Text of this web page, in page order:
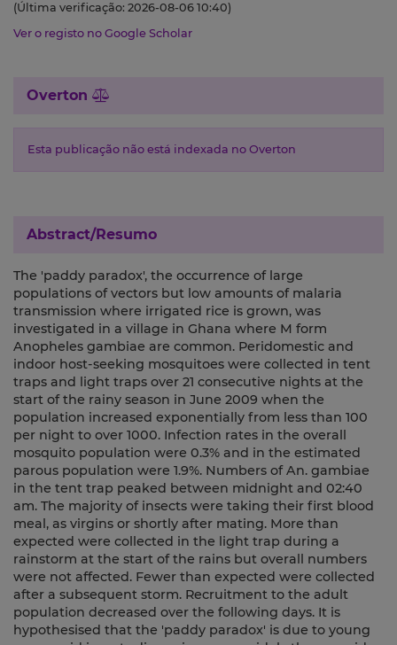
(Última verificação: 2026-08-06 10:40)
Ver o registo no Google Scholar
Overton
Esta publicação não está indexada no Overton
Abstract/Resumo
The 'paddy paradox', the occurrence of large
populations of vectors but low amounts of malaria
transmission where irrigated rice is grown, was
investigated in a village in Ghana where M form
Anopheles gambiae are common. Peridomestic and
indoor host-seeking mosquitoes were collected in tent
traps and light traps over 21 consecutive nights at the
start of the rainy season in June 2009 when the
population increased exponentially from less than 100
per night to over 1000. Infection rates in the overall
mosquito population were 0.3% and in the estimated
parous population were 1.9%. Numbers of An. gambiae
in the tent trap peaked between midnight and 02:40
am. The majority of insects were taking their first blood
meal, as virgins or shortly after mating. More than
expected were collected in the light trap during a
rainstorm at the start of the rains but overall numbers
were not affected. Fewer than expected were collected
after a subsequent storm. Recruitment to the adult
population decreased over the following days. It is
hypothesised that the 'paddy paradox' is due to young